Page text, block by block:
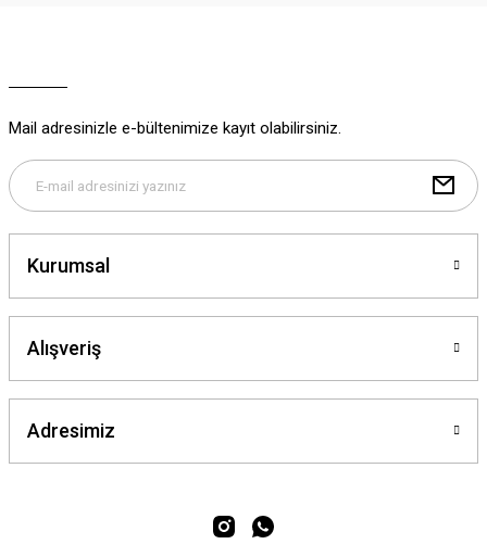
Mail adresinizle e-bültenimize kayıt olabilirsiniz.
Kurumsal
Alışveriş
Adresimiz